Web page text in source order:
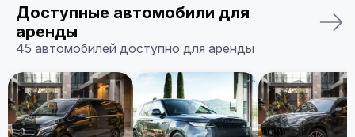
Почему именно Billion Rent?
Billion Rent предлагает аренду автомобилей премиум-
класса по всей Европе. Мы гарантируем надежный
вам и точное соответствие машины вашим ожиданиям.
Бронируйте ваш Aston Martin Rapide уже сегодня!
Доступные автомобили для
аренды
45 автомобилей доступно для аренды